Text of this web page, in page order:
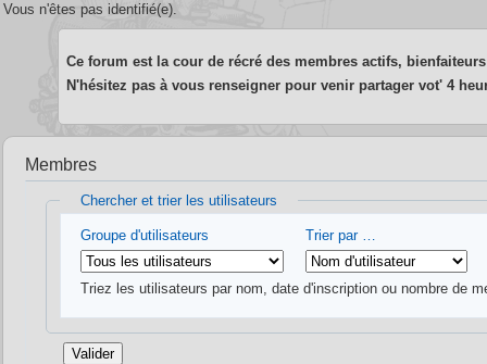
Vous n'êtes pas identifié(e).
Ce forum est la cour de récré des membres actifs,
N'hésitez pas à vous renseigner pour venir partager vot' 4
Membres
Chercher et trier les utilisateurs
Groupe d'utilisateurs Trier par …
Triez les utilisateurs par nom, date d'inscription ou nombre de